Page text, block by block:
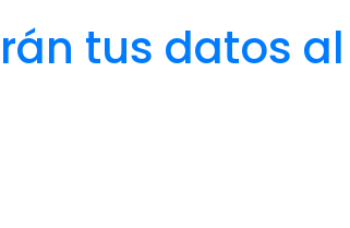
tus datos al